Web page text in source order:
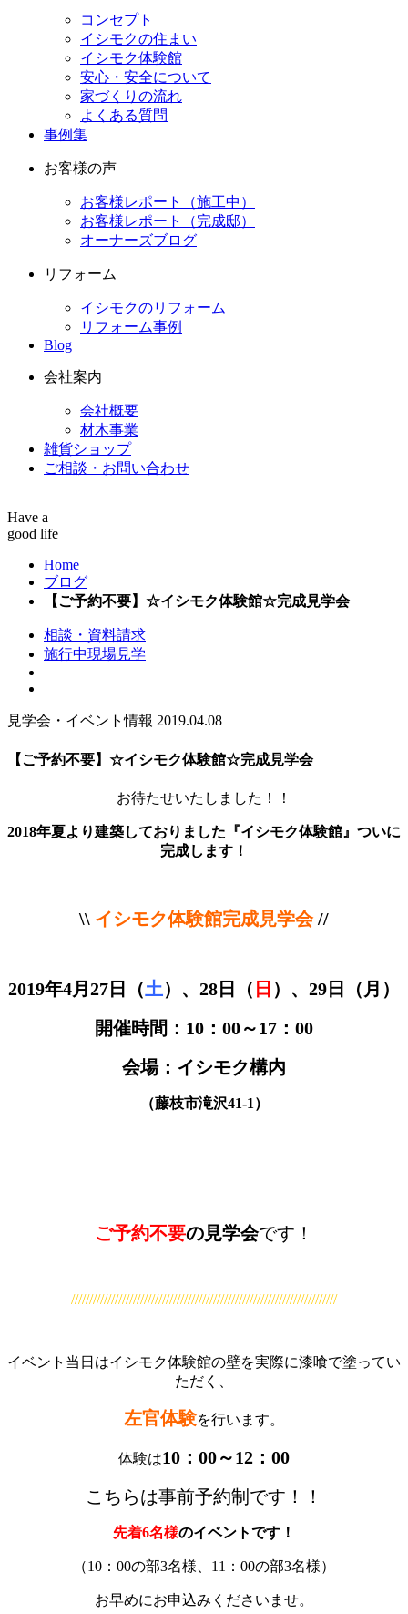
コンセプト
イシモクの住まい
イシモク体験館
安心・安全について
家づくりの流れ
よくある質問
事例集
お客様の声
お客様レポート（施工中）
お客様レポート（完成邸）
オーナーズブログ
リフォーム
イシモクのリフォーム
リフォーム事例
Blog
会社案内
会社概要
材木事業
雑貨ショップ
ご相談・お問い合わせ
Have a
good life
Home
ブログ
【ご予約不要】☆イシモク体験館☆完成見学会
相談・資料請求
施行中現場見学
見学会・イベント情報 2019.04.08
【ご予約不要】☆イシモク体験館☆完成見学会
お待たせいたしました！！
2018年夏より建築しておりました『イシモク体験館』ついに
完成します！
\\ イシモク体験館完成見学会 //
2019年4月27日（土）、28日（ 日 ）、29日（月）
開催時間：10：00～17：00
会場：イシモク構内
（藤枝市滝沢41-1）
ご予約不要の見学会です！
/////////////////////////////////////////////////////////////////////////
イベント当日はイシモク体験館の壁を実際に漆喰で塗ってい
ただく、
左官体験を行います。
体験は10：00～12：00
こちらは事前予約制です！！
先着6名様のイベントです！
（10：00の部3名様、11：00の部3名様）
お早めにお申込みくださいませ。